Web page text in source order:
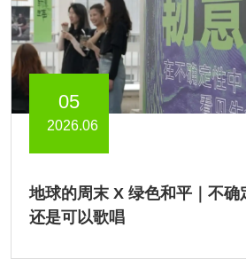
05
2026.06
地球的周末 X 绿色和平｜不确
还是可以歌唱